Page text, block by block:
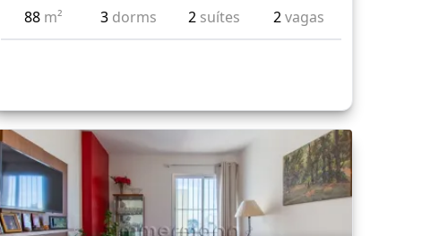
88 m² 3 dorms 2 suítes 2vagas